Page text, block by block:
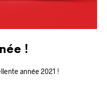
!
année 2021 !